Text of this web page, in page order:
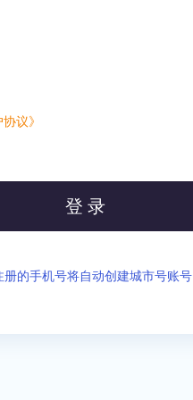
议》
登 录
册的手机号将自动创建城市号账号